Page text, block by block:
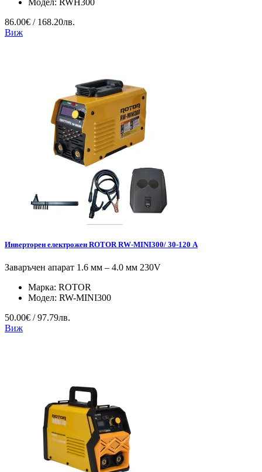
Модел: RWH300
86.00€ / 168.20лв.
Виж
Инверторен електрожен ROTOR RW-MINI300/ 30-120 А
Заваръчен апарат 1.6 мм – 4.0 мм 230V
Марка: ROTOR
Модел: RW-MINI300
50.00€ / 97.79лв.
Виж